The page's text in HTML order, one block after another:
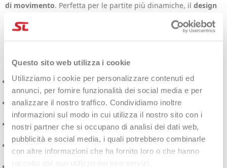
Questo sito web utilizza i cookie
Utilizziamo i cookie per personalizzare contenuti ed
annunci, per fornire funzionalità dei social media e per
analizzare il nostro traffico. Condividiamo inoltre
informazioni sul modo in cui utilizza il nostro sito con i
nostri partner che si occupano di analisi dei dati web,
pubblicità e social media, i quali potrebbero combinarle
con altre informazioni che ha fornito loro o che hanno
raccolto dal suo utilizzo dei loro servizi.
di movimento. Perfetta per le partite più dinamiche, il design
migliora i movimenti sopra la testa, ideale per il servizio e lo
🔧 Caratteristiche tecniche:
Design FreeLift:supporta movimenti rapidi e ampi senza
restrizioni
Tecnologia CLIMACOOL:gestione attiva dell’umidità e
asciugatura rapida
Tessuto traspirante:mantiene la pelle fresca e asciutta
anche durante i match più intensi
3 Bar Logo adidas
sul petto per uno stile sportivo e
riconoscibile